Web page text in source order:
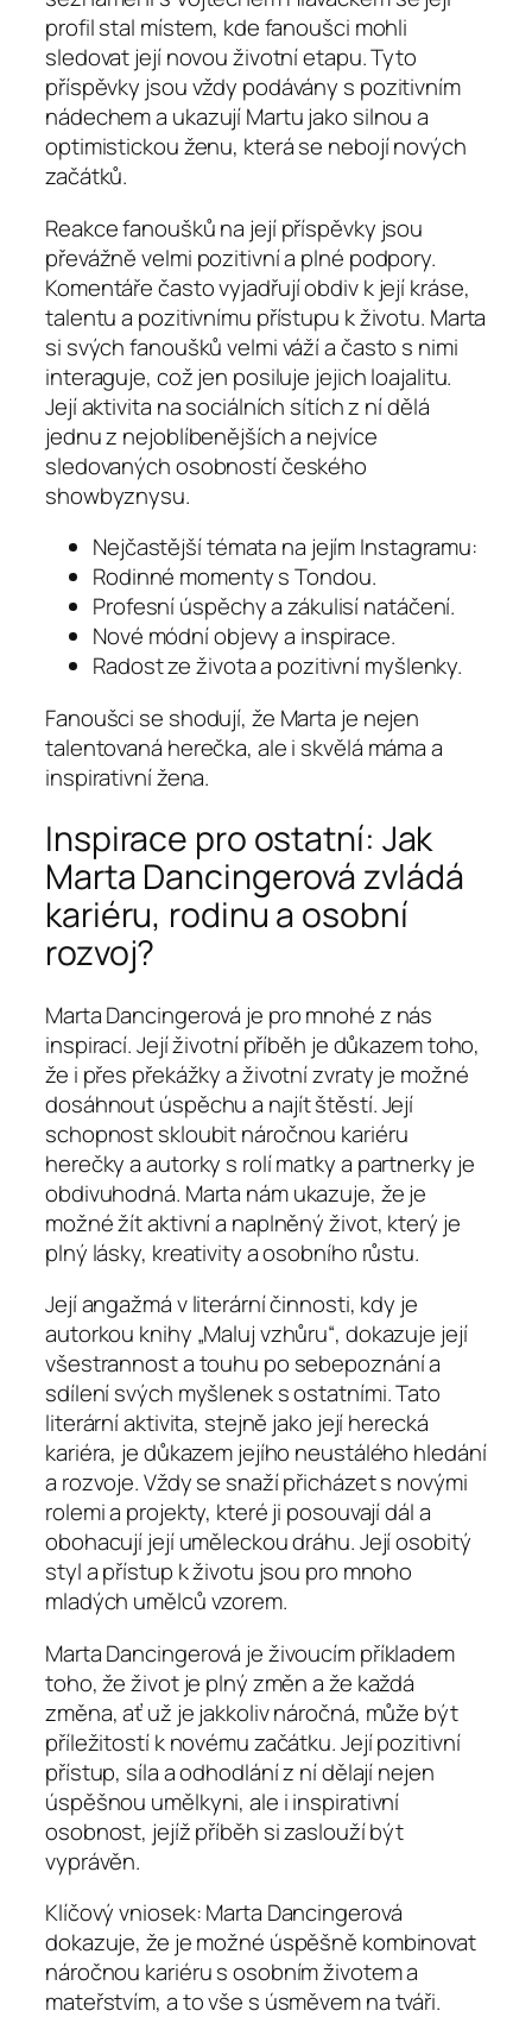
profil stal místem, kde fanoušci mohli
sledovat její novou životní etapu. Tyto
příspěvky jsou vždy podávány s pozitivním
nádechem a ukazují Martu jako silnou a
optimistickou ženu, která se nebojí nových
začátků.
Reakce fanoušků na její příspěvky jsou
převážně velmi pozitivní a plné podpory.
Komentáře často vyjadřují obdiv k její kráse,
talentu a pozitivnímu přístupu k životu. Marta
si svých fanoušků velmi váží a často s nimi
interaguje, což jen posiluje jejich loajalitu.
Její aktivita na sociálních sítích z ní dělá
jednu z nejoblíbenějších a nejvíce
sledovaných osobností českého
showbyznysu.
Nejčastější témata na jejím Instagramu:
Rodinné momenty s Tondou.
Profesní úspěchy a zákulisí natáčení.
Nové módní objevy a inspirace.
Radost ze života a pozitivní myšlenky.
Fanoušci se shodují, že Marta je nejen
talentovaná herečka, ale i skvělá máma a
inspirativní žena.
Inspirace pro ostatní: Jak
Marta Dancingerová zvládá
kariéru, rodinu a osobní
rozvoj?
Marta Dancingerová je pro mnohé z nás
inspirací. Její životní příběh je důkazem toho,
že i přes překážky a životní zvraty je možné
dosáhnout úspěchu a najít štěstí. Její
schopnost skloubit náročnou kariéru
herečky a autorky s rolí matky a partnerky je
obdivuhodná. Marta nám ukazuje, že je
možné žít aktivní a naplněný život, který je
plný lásky, kreativity a osobního růstu.
Její angažmá v literární činnosti, kdy je
autorkou knihy „Maluj vzhůru“, dokazuje její
všestrannost a touhu po sebepoznání a
sdílení svých myšlenek s ostatními. Tato
literární aktivita, stejně jako její herecká
kariéra, je důkazem jejího neustálého hledání
a rozvoje. Vždy se snaží přicházet s novými
rolemi a projekty, které ji posouvají dál a
obohacují její uměleckou dráhu. Její osobitý
styl a přístup k životu jsou pro mnoho
mladých umělců vzorem.
Marta Dancingerová je živoucím příkladem
toho, že život je plný změn a že každá
změna, ať už je jakkoliv náročná, může být
příležitostí k novému začátku. Její pozitivní
přístup, síla a odhodlání z ní dělají nejen
úspěšnou umělkyni, ale i inspirativní
osobnost, jejíž příběh si zaslouží být
vyprávěn.
Klíčový vniosek: Marta Dancingerová
dokazuje, že je možné úspěšně kombinovat
náročnou kariéru s osobním životem a
mateřstvím, a to vše s úsměvem na tváři.